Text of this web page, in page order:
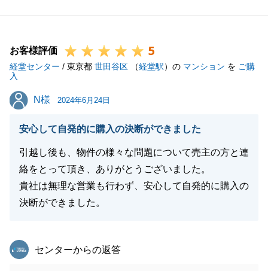
今後も何かお手伝いできることがございましたら、お
せ。
この度は誠にありがとうございました。
お客様評価 5
経堂センター / 東京都 世田谷区 （経堂駅）の マンション を ご購
入
N様
N様 2024年6月24日
安心して自発的に購入の決断ができました
引越し後も、物件の様々な問題について売主の方と連
絡をとって頂き、ありがとうございました。
貴社は無理な営業も行わず、安心して自発的に購入の
決断ができました。
東急リバブル
センターからの返答